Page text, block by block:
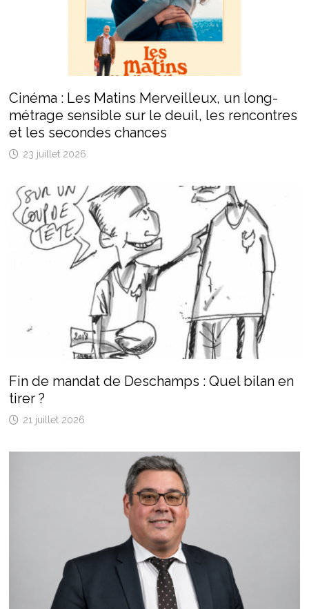
Cinéma : Les Matins Merveilleux, un long-
métrage sensible sur le deuil, les rencontres
et les secondes chances
23 juillet 2026
Fin de mandat de Deschamps : Quel bilan en
tirer ?
21 juillet 2026